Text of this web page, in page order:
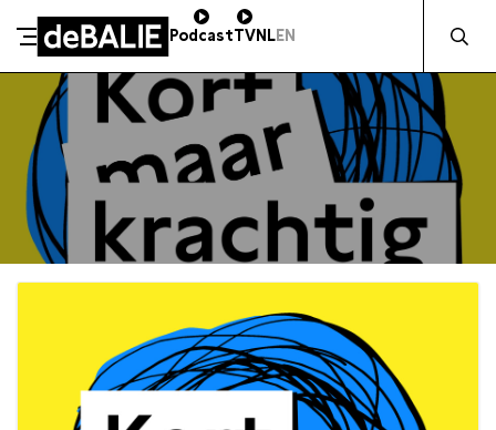
Meteen naar de content
De Balie
PodcastTVNLEN